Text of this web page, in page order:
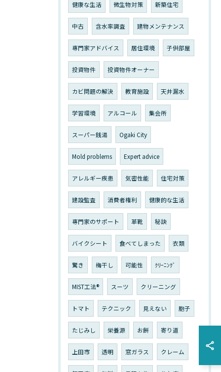
健康な生活 微生物対策 新築住宅
中古 含水率調査 建物メンテナンス
専門家アドバイス 居住環境 子供部屋
投資物件 投資物件オーナー
カビ問題の解決 教育施設 天井漏水
学習環境 アルコール 集会所
スーパー銭湯 Ogaki City
Mold problems Expert advice
アレルギー疾患 気密性能 住宅対策
建設監査 消費者権利 健康的な生活
専門家のサポート 革靴 秘訣
バイクシート 食べてしまった 衣類
驚き 梅干し 可能性 ｸﾘｰﾆﾝｸﾞ
MIST工法® スーツ クリーニング
トマト テクニック 見えない 胞子
たじみし 栄養源 お餅 寄り道
上田市 透明 窓ガラス クレーム